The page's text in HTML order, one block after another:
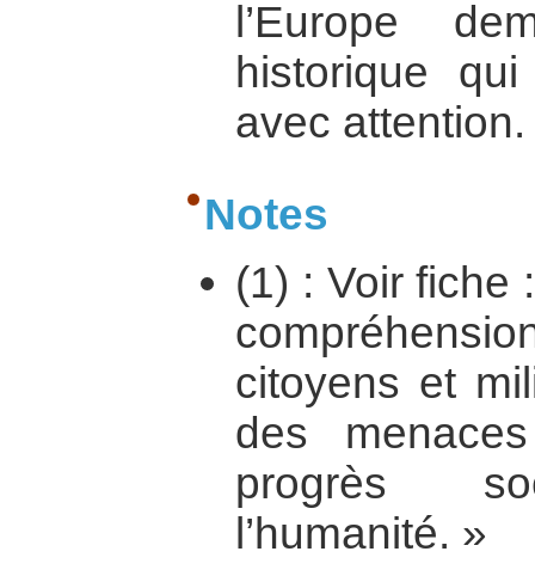
l’Europe
historique
avec attention.
Notes
(1) : Voir fiche
citoyens et
des
progrès
l’humanité. »